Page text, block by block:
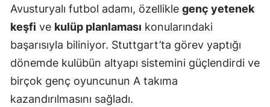
Avusturyalı futbol adamı, özellikle genç yetenek
keşfi ve kulüp planlaması konularındaki
başarısıyla biliniyor. Stuttgart’ta görev yaptığı
dönemde kulübün altyapı sistemini güçlendirdi ve
birçok genç oyuncunun A takıma
kazandırılmasını sağladı.